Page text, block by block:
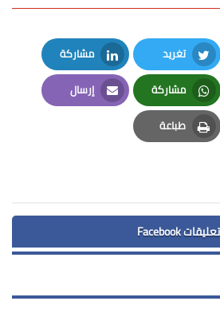
تغريد
Twitter
مشاركة
LinkedIn
مشاركة
Whatsapp
إرسال
Email
طباعة
Print
تعليقات Facebook